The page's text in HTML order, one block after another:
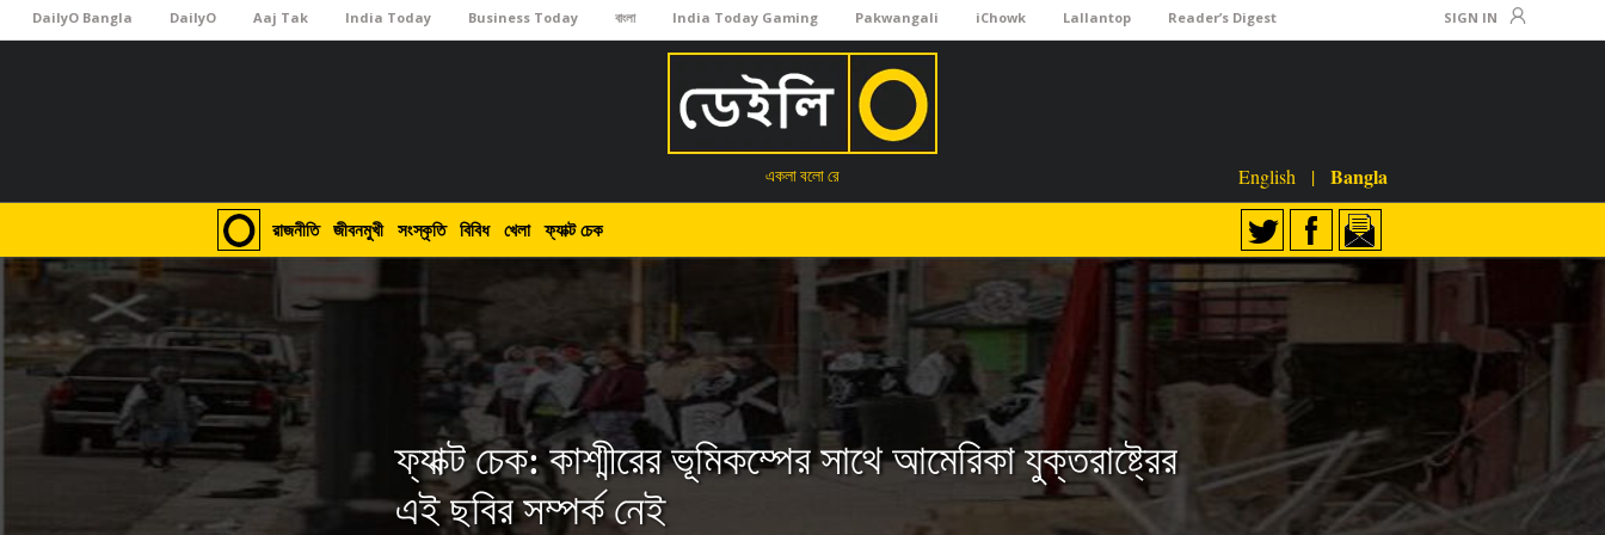
DailyO Bangla DailyO Aaj Tak India Today Business Today বাংলা India Today Gaming Pakwangali iChowk Lallantop Reader’s Digest SIGN IN
একলা বলো রে English | Bangla
রাজনীতি জীবনমুখী সংস্কৃতি বিবিধ খেলা ফ্যাক্ট চেক
ফ্যাক্ট চেক: কাশ্মীরের ভূমিকম্পের সাথে আমেরিকা যুক্তরাষ্ট্রের
এই ছবির সম্পর্ক নেই